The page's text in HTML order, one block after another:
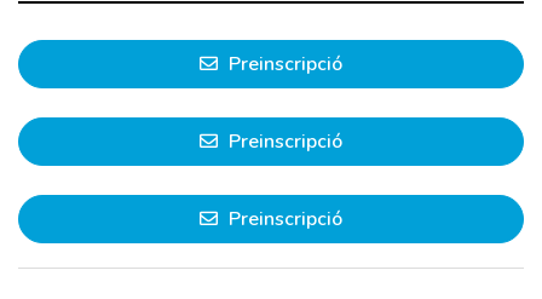
Preinscripció
Preinscripció
Preinscripció